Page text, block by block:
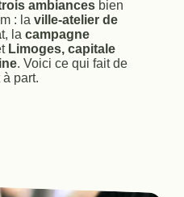
ambiances bien
: la ville-atelier de
t, la campagne
Limoges, capitale
. Voici ce qui fait de
à part.